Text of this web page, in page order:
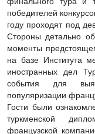
победителей
году проходят под
Стороны детально
моменты
на базе Института
иностранных дел
события для
популяризации
Гости были
туркменской
французской